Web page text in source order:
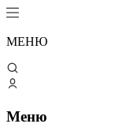
МЕНЮ
Меню